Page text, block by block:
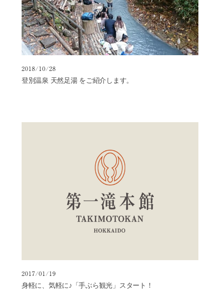
2018/10/28
登別温泉 天然足湯 をご紹介します。
2017/01/19
身軽に、気軽に♪「手ぶら観光」スタート！